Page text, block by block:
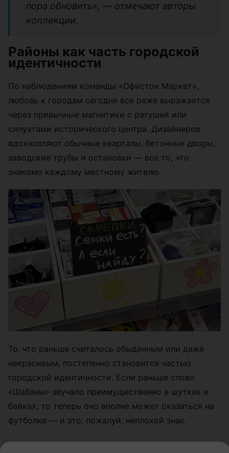
пора обновить», — отмечают авторы
коллекции.
Районы как часть городской
идентичности
По наблюдениям команды «Офистон Маркет»,
любовь к городам сегодня все реже выражается
через привычные магнитики с ратушей или
силуэтами исторического центра. Дизайнеров
вдохновляют обычные кварталы, бетонные дворы,
заводские трубы и остановки — все то, что
знакомо каждому местному жителю.
То, что раньше считалось обыденным или даже
некрасивым, постепенно становится частью
городской идентичности. Если раньше слово
«Шабаны» звучало преимущественно в шутках и
байках, то теперь оно вполне может оказаться на
футболке — и это, пожалуй, неплохой знак.
Другие интересные новости внашем телеграм-